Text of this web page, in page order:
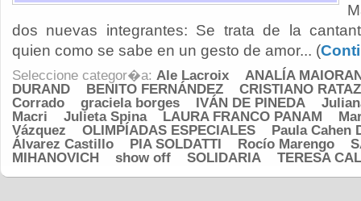
dos nuevas integrantes: Se trata de la
quien como se sabe en un gesto de amor... (
Seleccione categor�a: Ale Lacroix
ANALÍA
DURAND
BENITO FERNÁNDEZ
CRISTIANO
Corrado
graciela borges IVÁN DE PINEDA
Macri
Julieta Spina LAURA FRANCO PANAM
Vázquez
OLIMPÍADAS ESPECIALES
Paula Cahen
Álvarez Castillo
PIA SOLDATTI Rocío Marengo
MIHANOVICH
show off SOLIDARIA TERESA